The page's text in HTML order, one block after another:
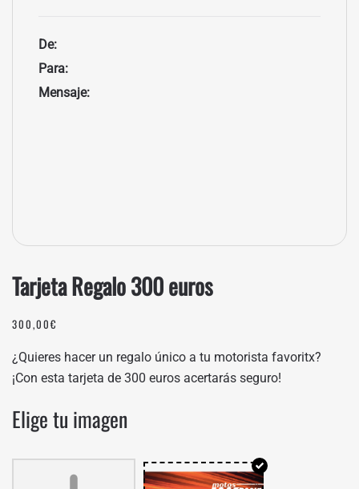
De:
Para:
Mensaje:
Tarjeta Regalo 300 euros
300,00€
¿Quieres hacer un regalo único a tu motorista favoritx?
¡Con esta tarjeta de 300 euros acertarás seguro!
Elige tu imagen